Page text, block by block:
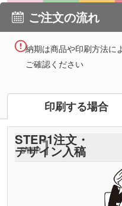
ご注文の流れ
納期は商品や印刷方法に
ご確認ください
印刷する場合
STEP1注文・
デザイン入稿